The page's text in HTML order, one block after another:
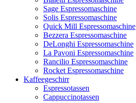
Sage Espressomaschine
Solis Espressomaschine
Quick Mill Espressomaschine
Bezzera Espressomaschine
DeLonghi Espressomaschine
La Pavoni Espressomaschine
Rancilio Espressomaschine
Rocket Espressomaschine
Kaffeegeschirr
Espressotassen
Cappuccinotassen